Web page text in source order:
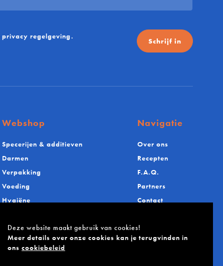
privacy regelgeving.
Schrijf in
Webshop
Specerijen & additieven
Darmen
Verpakking
Voeding
Hygiëne
Navigatie
Over ons
Recepten
F.A.Q.
Partners
Contact
Deze website maakt gebruik van cookies!
Meer details over onze cookies kan je terugvinden in
ons cookiebeleid